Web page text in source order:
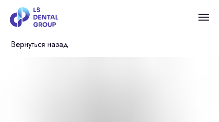
Вернуться назад